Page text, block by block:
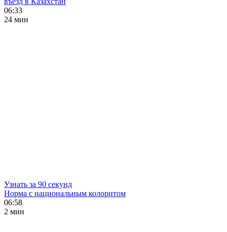
06:33
24 мин
Узнать за 90 секунд
Норма с национальным колоритом
06:58
2 мин